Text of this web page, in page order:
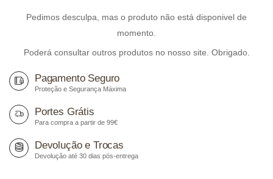
Pedimos desculpa, mas o produto não está disponivel de
momento.
Poderá consultar outros produtos no nosso site. Obrigado.
Pagamento Seguro
Proteção e Segurança Máxima
Portes Grátis
Para compra a partir de 99€
Devolução e Trocas
Devolução até 30 dias pós-entrega